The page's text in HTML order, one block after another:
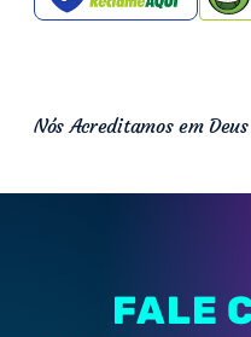
Nós Acreditamos em Deus
FALE